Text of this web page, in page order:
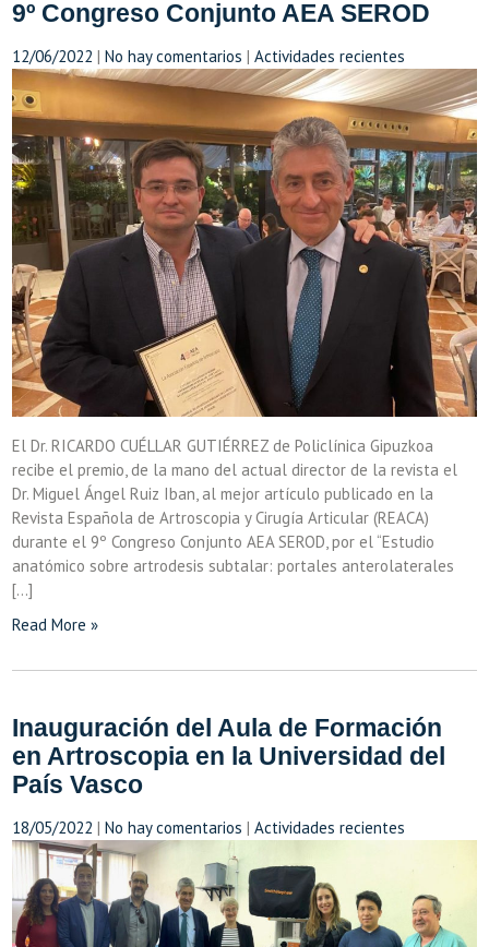
9º Congreso Conjunto AEA SEROD
12/06/2022 |No hay comentarios |Actividades recientes
El Dr. RICARDO CUÉLLAR GUTIÉRREZ de Policlínica Gipuzkoa
recibe el premio, de la mano del actual director de la revista el
Dr. Miguel Ángel Ruiz Iban, al mejor artículo publicado en la
Revista Española de Artroscopia y Cirugía Articular (REACA)
durante el 9º Congreso Conjunto AEA SEROD, por el “Estudio
anatómico sobre artrodesis subtalar: portales anterolaterales
[…]
Read More »
Inauguración del Aula de Formación
en Artroscopia en la Universidad del
País Vasco
18/05/2022 |No hay comentarios |Actividades recientes